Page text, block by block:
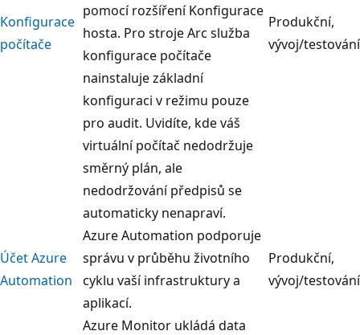
Konfigurace
počítače
pomocí rozšíření Konfigurace
hosta. Pro stroje Arc služba
konfigurace počítače
nainstaluje základní
konfiguraci v režimu pouze
pro audit. Uvidíte, kde váš
virtuální počítač nedodržuje
směrný plán, ale
nedodržování předpisů se
automaticky nenapraví.
Produkční,
vývoj/testování
Účet Azure
Automation
Azure Automation podporuje
správu v průběhu životního
cyklu vaší infrastruktury a
aplikací.
Produkční,
vývoj/testování
Azure Monitor ukládá data